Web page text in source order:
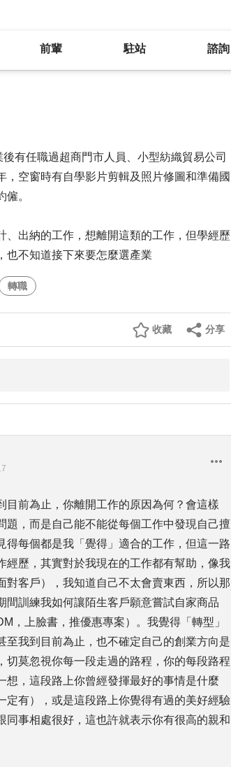
前輩 駐站 諮詢
有任職過超商門市人員、小型紡織貿易公司
空窗時有自學影片剪輯及照片修圖和準備國
。
、出納的工作，想離開這類的工作，但學經歷
也不知道接下來要怎麼選產業
轉職
分享
收藏
前為止，你離開工作的原因為何？會這樣
題，而是自己能不能從每個工作中發現自己擅
每個都是我「覺得」適合的工作，但這一路
經歷，其實對於我現在的工作都有幫助，像我
客戶），我知道自己不太會賣東西，所以那
訓練我如何讓陌生客戶願意嘗試自家商品
，上臉書，推優惠專案）。我覺得「轉型」
至我到目前為止，也不確定自己的創業方向是
莫忽視你每一段走過的路程，你的每段路程
，這段路上你曾經發揮最好的事情是什麼
定有），或是這段路上你覺得有過的美好經驗
同事相處很好，這也許就表示你有很高的親和